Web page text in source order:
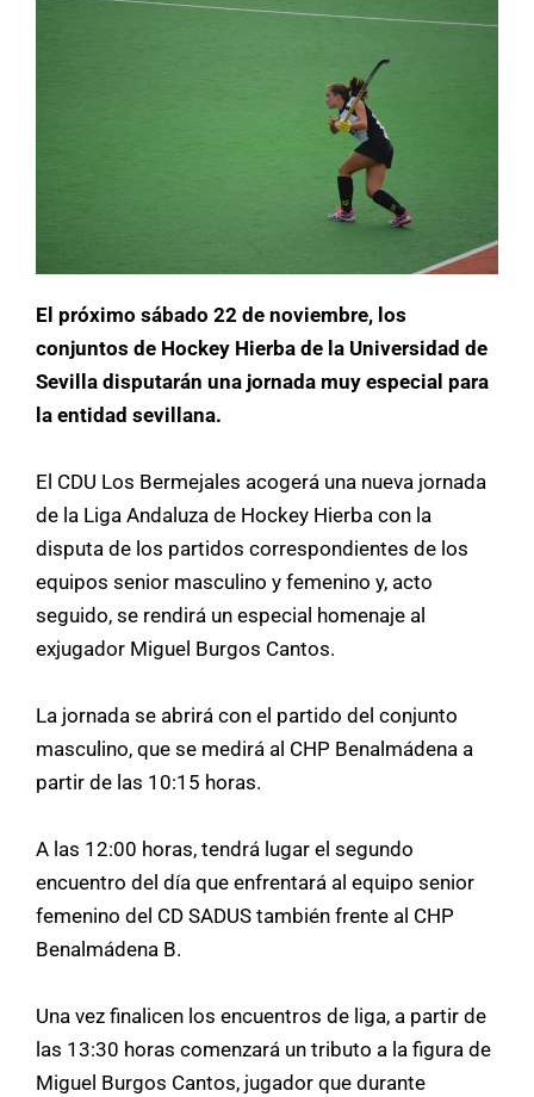
El próximo sábado 22 de noviembre, los
conjuntos de Hockey Hierba de la Universidad de
Sevilla disputarán una jornada muy especial para
la entidad sevillana.
El CDU Los Bermejales acogerá una nueva jornada
de la Liga Andaluza de Hockey Hierba con la
disputa de los partidos correspondientes de los
equipos senior masculino y femenino y, acto
seguido, se rendirá un especial homenaje al
exjugador Miguel Burgos Cantos.
La jornada se abrirá con el partido del conjunto
masculino, que se medirá al CHP Benalmádena a
partir de las 10:15 horas.
A las 12:00 horas, tendrá lugar el segundo
encuentro del día que enfrentará al equipo senior
femenino del CD SADUS también frente al CHP
Benalmádena B.
Una vez finalicen los encuentros de liga, a partir de
las 13:30 horas comenzará un tributo a la figura de
Miguel Burgos Cantos, jugador que durante